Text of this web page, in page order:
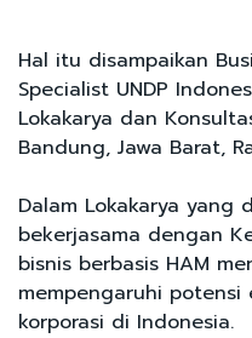
Hal itu disampaikan
Specialist UNDP
Lokakarya dan
Bandung, Jawa Barat,
Dalam Lokakarya yang
bekerjasama dengan
bisnis berbasis HAM
mempengaruhi potensi
korporasi di Indonesia.